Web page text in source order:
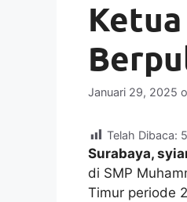
Januari 29, 2025
Telah Dibaca:
Surabaya,
di SMP
Timur periode